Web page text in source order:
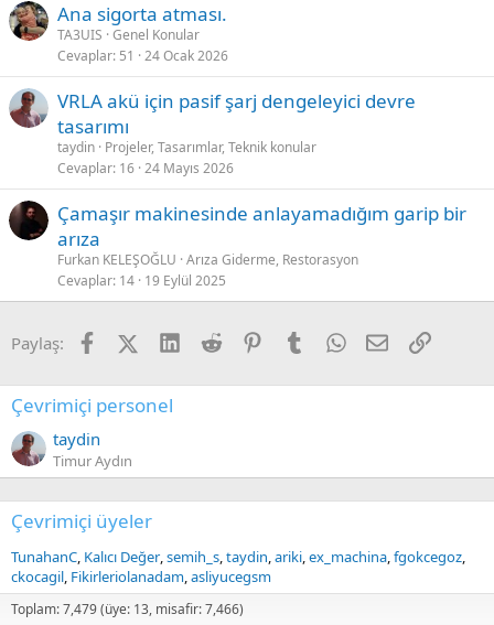
Ana sigorta atması.
TA3UIS Genel Konular
Cevaplar 51 24 Ocak 2026
VRLA akü için pasif şarj dengeleyici devre
tasarımı
taydin Projeler, Tasarımlar, Teknik konular
Cevaplar 16 24 Mayıs 2026
Çamaşır makinesinde anlayamadığım garip bir
arıza
Furkan KELEŞOĞLU Arıza Giderme, Restorasyon
Cevaplar 14 19 Eylül 2025
Paylaş: FacebookX (Twitter)
LinkedIn
Reddit PinterestTumblrWhatsApp
E-postaLink
Çevrimiçi personel
taydin
Timur Aydın
Çevrimiçi üyeler
TunahanC Kalıcı Değer semih_s taydin ariki ex_machina fgokcegoz
ckocagil Fikirleriolanadam asliyucegsm
Toplam: 7,479 (üye: 13, misafir: 7,466)